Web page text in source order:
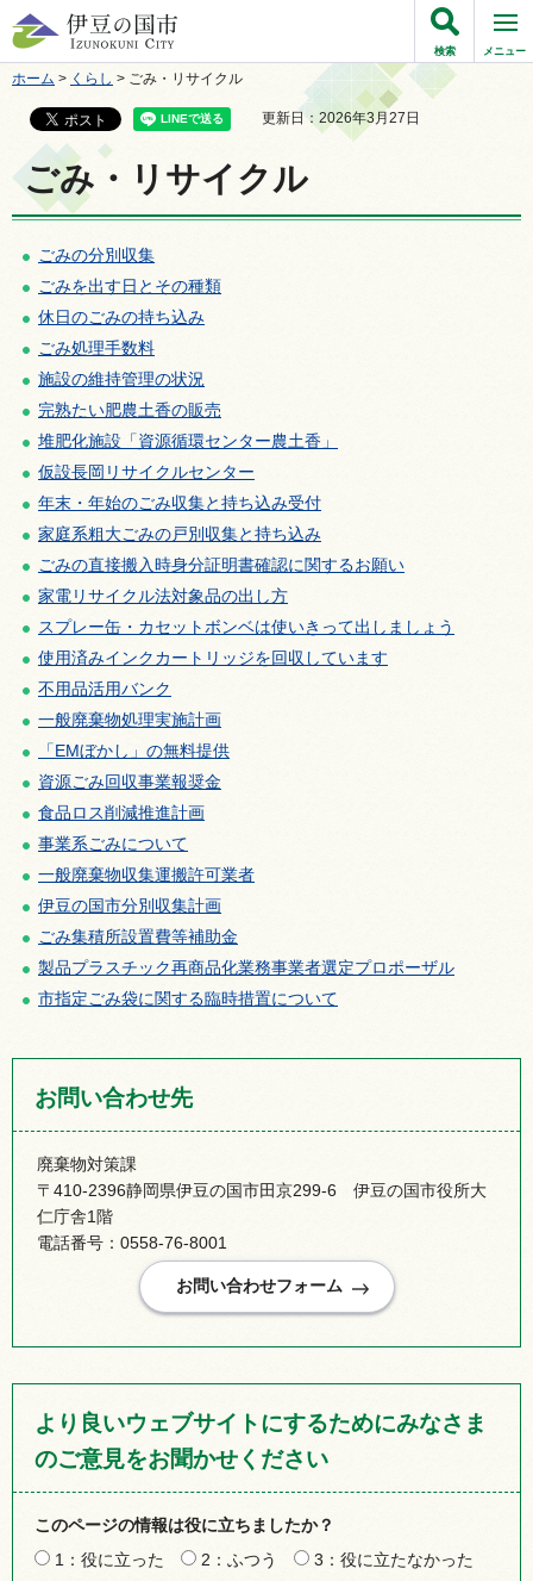
伊豆の国市
検索 メニュー
ホーム > くらし > ごみ・リサイクル
更新日：2026年3月27日
ごみ・リサイクル
ごみの分別収集
ごみを出す日とその種類
休日のごみの持ち込み
ごみ処理手数料
施設の維持管理の状況
完熟たい肥農土香の販売
堆肥化施設「資源循環センター農土香」
仮設長岡リサイクルセンター
年末・年始のごみ収集と持ち込み受付
家庭系粗大ごみの戸別収集と持ち込み
ごみの直接搬入時身分証明書確認に関するお願い
家電リサイクル法対象品の出し方
スプレー缶・カセットボンベは使いきって出しましょう
使用済みインクカートリッジを回収しています
不用品活用バンク
一般廃棄物処理実施計画
「EMぼかし」の無料提供
資源ごみ回収事業報奨金
食品ロス削減推進計画
事業系ごみについて
一般廃棄物収集運搬許可業者
伊豆の国市分別収集計画
ごみ集積所設置費等補助金
製品プラスチック再商品化業務事業者選定プロポーザル
市指定ごみ袋に関する臨時措置について
お問い合わせ先
廃棄物対策課
〒410-2396静岡県伊豆の国市田京299-6 伊豆の国市役所大
仁庁舎1階
電話番号：0558-76-8001
より良いウェブサイトにするためにみなさま
のご意見をお聞かせください
このページの情報は役に立ちましたか？
1：役に立った
2：ふつう
3：役に立たなかった